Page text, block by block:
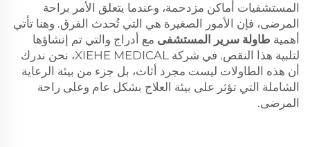
المستشفيات أماكن مزدحمة، وعندما يتعلق الأمر براحة
المرضى، فإن الأمور الصغيرة هي التي تُحدث الفرق. وهنا تأتي
أهمية طاولة سرير المستشفى مع أدراج والتي تم إنشاؤها
لتلبية هذا النقص. في شركة XIEHE MEDICAL، نحن ندرك
أن هذه الطاولات ليست مجرد أثاث، بل جزء من بيئة الرعاية
الشاملة التي تؤثر على بيئة العلاج بشكل عام وعلى راحة
المرضى.